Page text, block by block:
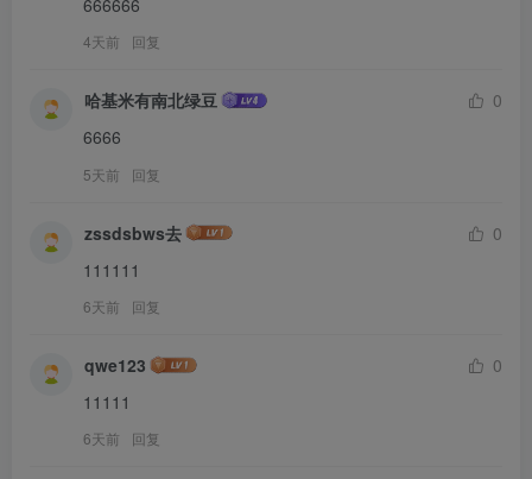
4天前 回复
哈基米有南北绿豆
0
6666
5天前 回复
zssdsbws去
0
111111
6天前 回复
qwe123
0
11111
6天前 回复